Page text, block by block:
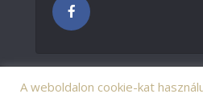
© pestcentrum.hu -
A weboldalon cookie-kat